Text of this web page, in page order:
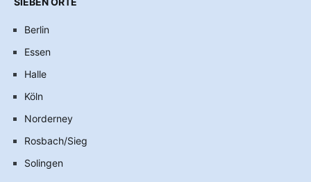
Berlin
Essen
Halle
Köln
Norderney
Rosbach/Sieg
Solingen